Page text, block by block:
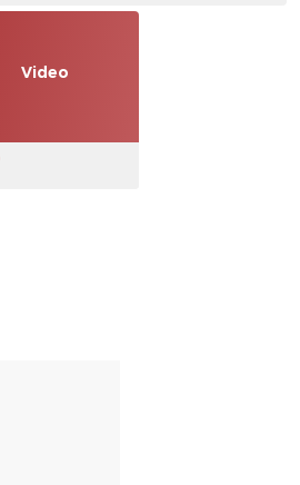
Video